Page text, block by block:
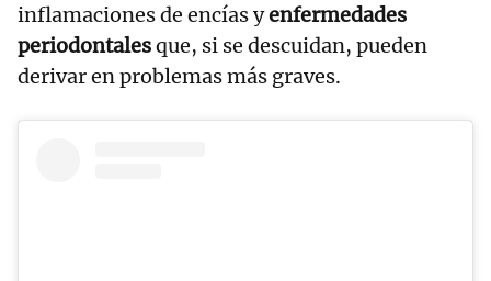
inflamaciones de encías yenfermedades
periodontalesque, si se descuidan, pueden
derivar en problemas más graves.